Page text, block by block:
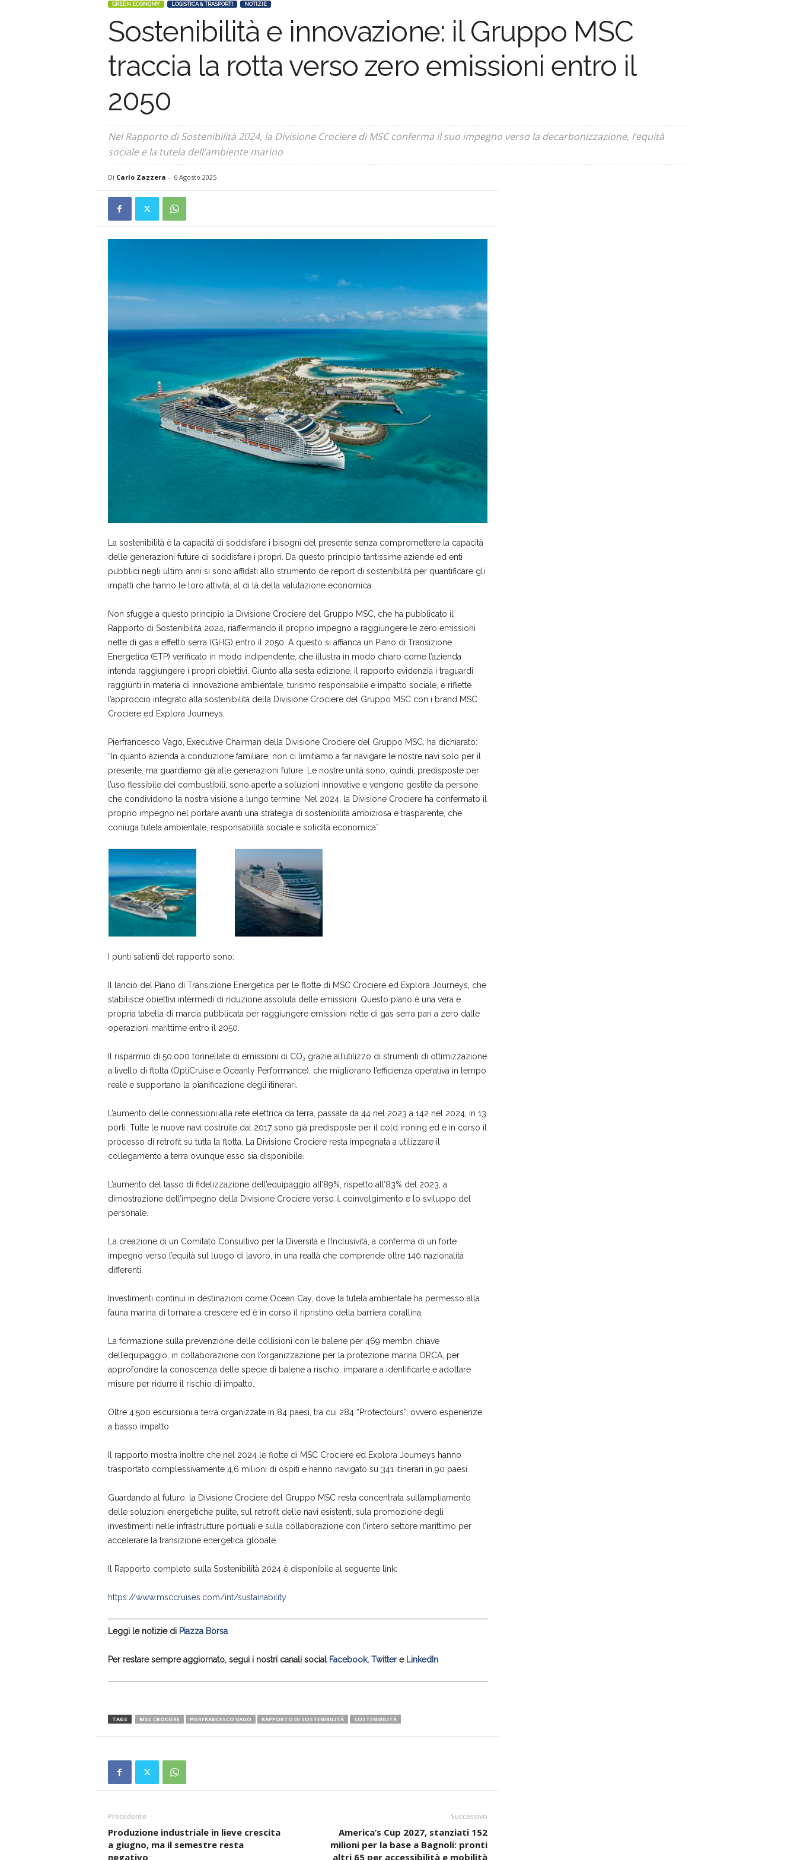
GREEN ECONOMY LOGISTICA & TRASPORTI NOTIZIE
Sostenibilità e innovazione: il Gruppo MSC
traccia la rotta verso zero emissioni entro il
2050
Nel Rapporto di Sostenibilità 2024, la Divisione Crociere di MSC conferma il suo impegno verso la decarbonizzazione, l’equità
sociale e la tutela dell’ambiente marino
Di Carlo Zazzera - 6 Agosto 2025
La sostenibilità è la capacità di soddisfare i bisogni del presente senza compromettere la capacità
delle generazioni future di soddisfare i propri. Da questo principio tantissime aziende ed enti
pubblici negli ultimi anni si sono affidati allo strumento de report di sostenibilità per quantificare gli
impatti che hanno le loro attività, al di là della valutazione economica.
Non sfugge a questo principio la Divisione Crociere del Gruppo MSC, che ha pubblicato il
Rapporto di Sostenibilità 2024, riaffermando il proprio impegno a raggiungere le zero emissioni
nette di gas a effetto serra (GHG) entro il 2050. A questo si affianca un Piano di Transizione
Energetica (ETP) verificato in modo indipendente, che illustra in modo chiaro come l’azienda
intenda raggiungere i propri obiettivi. Giunto alla sesta edizione, il rapporto evidenzia i traguardi
raggiunti in materia di innovazione ambientale, turismo responsabile e impatto sociale, e riflette
l’approccio integrato alla sostenibilità della Divisione Crociere del Gruppo MSC con i brand MSC
Crociere ed Explora Journeys.
Pierfrancesco Vago, Executive Chairman della Divisione Crociere del Gruppo MSC, ha dichiarato:
“In quanto azienda a conduzione familiare, non ci limitiamo a far navigare le nostre navi solo per il
presente, ma guardiamo già alle generazioni future. Le nostre unità sono, quindi, predisposte per
l’uso flessibile dei combustibili, sono aperte a soluzioni innovative e vengono gestite da persone
che condividono la nostra visione a lungo termine. Nel 2024, la Divisione Crociere ha confermato il
proprio impegno nel portare avanti una strategia di sostenibilità ambiziosa e trasparente, che
coniuga tutela ambientale, responsabilità sociale e solidità economica”.
I punti salienti del rapporto sono:
Il lancio del Piano di Transizione Energetica per le flotte di MSC Crociere ed Explora Journeys, che
stabilisce obiettivi intermedi di riduzione assoluta delle emissioni. Questo piano è una vera e
propria tabella di marcia pubblicata per raggiungere emissioni nette di gas serra pari a zero dalle
operazioni marittime entro il 2050.
Il risparmio di 50.000 tonnellate di emissioni di CO₂ grazie all’utilizzo di strumenti di ottimizzazione
a livello di flotta (OptiCruise e Oceanly Performance), che migliorano l’efficienza operativa in tempo
reale e supportano la pianificazione degli itinerari.
L’aumento delle connessioni alla rete elettrica da terra, passate da 44 nel 2023 a 142 nel 2024, in 13
porti. Tutte le nuove navi costruite dal 2017 sono già predisposte per il cold ironing ed è in corso il
processo di retrofit su tutta la flotta. La Divisione Crociere resta impegnata a utilizzare il
collegamento a terra ovunque esso sia disponibile.
L’aumento del tasso di fidelizzazione dell’equipaggio all’89%, rispetto all’83% del 2023, a
dimostrazione dell’impegno della Divisione Crociere verso il coinvolgimento e lo sviluppo del
personale.
La creazione di un Comitato Consultivo per la Diversità e l’Inclusività, a conferma di un forte
impegno verso l’equità sul luogo di lavoro, in una realtà che comprende oltre 140 nazionalità
differenti.
Investimenti continui in destinazioni come Ocean Cay, dove la tutela ambientale ha permesso alla
fauna marina di tornare a crescere ed è in corso il ripristino della barriera corallina.
La formazione sulla prevenzione delle collisioni con le balene per 469 membri chiave
dell’equipaggio, in collaborazione con l’organizzazione per la protezione marina ORCA, per
approfondire la conoscenza delle specie di balene a rischio, imparare a identificarle e adottare
misure per ridurre il rischio di impatto.
Oltre 4.500 escursioni a terra organizzate in 84 paesi, tra cui 284 “Protectours”, ovvero esperienze
a basso impatto.
Il rapporto mostra inoltre che nel 2024 le flotte di MSC Crociere ed Explora Journeys hanno
trasportato complessivamente 4,6 milioni di ospiti e hanno navigato su 341 itinerari in 90 paesi.
Guardando al futuro, la Divisione Crociere del Gruppo MSC resta concentrata sull’ampliamento
delle soluzioni energetiche pulite, sul retrofit delle navi esistenti, sula promozione degli
investimenti nelle infrastrutture portuali e sulla collaborazione con l’intero settore marittimo per
accelerare la transizione energetica globale.
Il Rapporto completo sulla Sostenibilità 2024 è disponibile al seguente link:
https://www.msccruises.com/int/sustainability
Leggi le notizie di Piazza Borsa
Per restare sempre aggiornato, segui i nostri canali social Facebook, Twittere LinkedIn
TAGS MSC CROCIERE PIERFRANCESCO VAGO RAPPORTO DI SOSTENIBILITÀ SOSTENIBILITÀ
Precedente
Produzione industriale in lieve crescita
a giugno, ma il semestre resta
negativo
Successivo
America’s Cup 2027, stanziati 152
milioni per la base a Bagnoli: pronti
altri 65 per accessibilità e mobilità